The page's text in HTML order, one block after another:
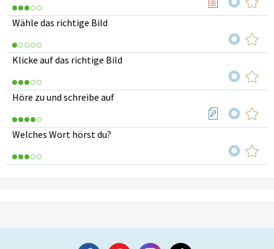
Wähle das richtige Bild
Klicke auf das richtige Bild
Höre zu und schreibe auf
Welches Wort hörst du?